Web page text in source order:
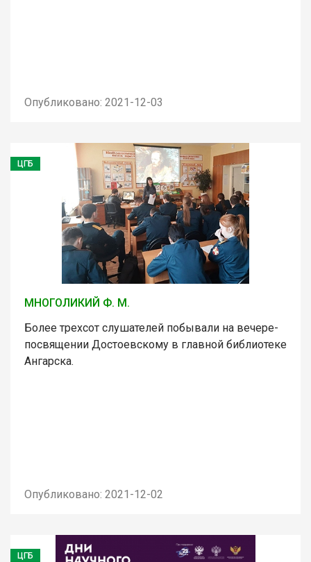
Опубликовано: 2021-12-03
ЦГБ
МНОГОЛИКИЙ Ф. М.
Более трехсот слушателей побывали на вечере-
посвящении Достоевскому в главной библиотеке
Ангарска.
Опубликовано: 2021-12-02
ЦГБ